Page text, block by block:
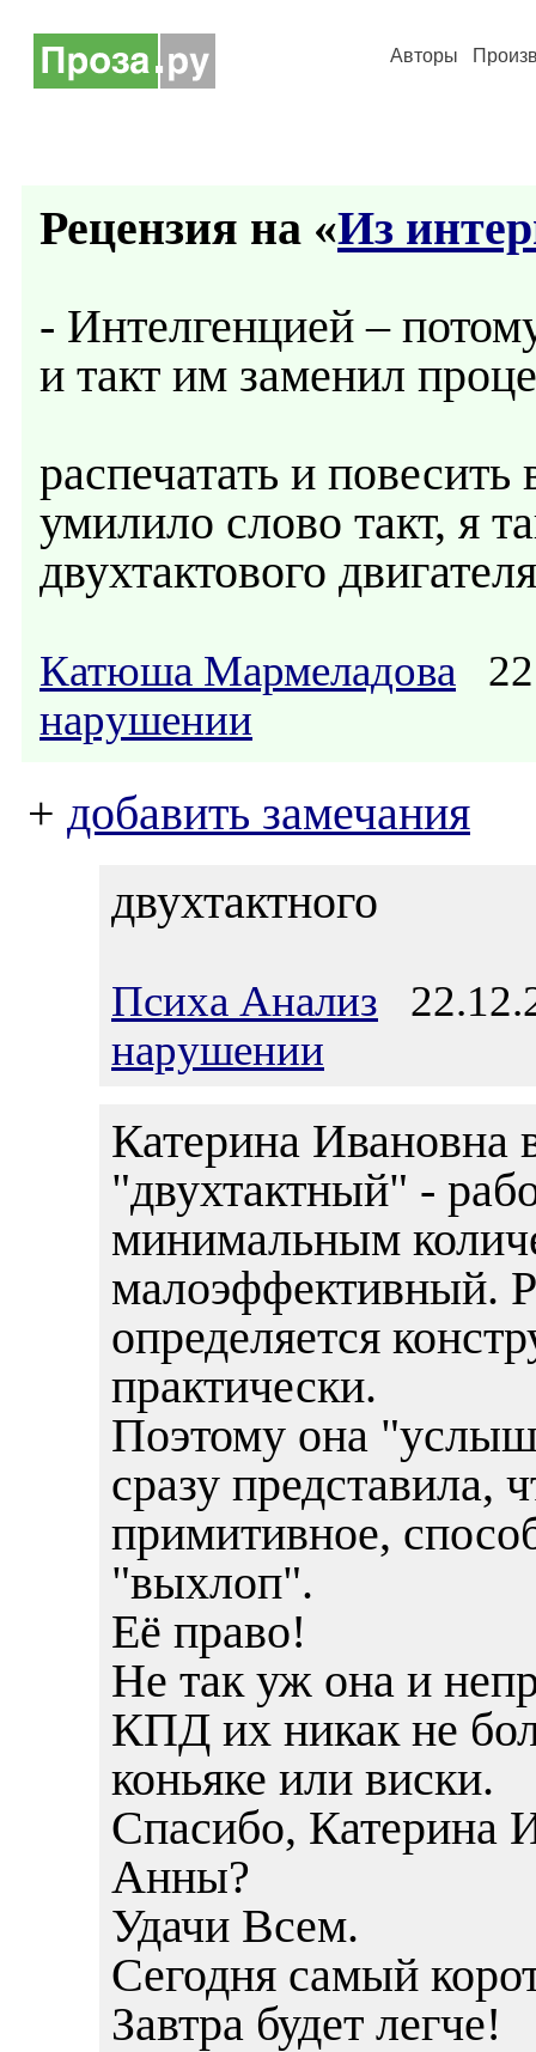
Авторы
Рецензия на «Из
- Интелгенцией –
и такт им заменил
распечатать и
умилило слово такт, я
двухтактового
Катюша Мармеладова
нарушении
+ добавить замечания
двухтактного
Психа Анализ
нарушении
Катерина Ивановна
"двухтактный" -
минимальным
малоэффективный.
определяется
практически.
Поэтому она
сразу представила,
примитивное,
"выхлоп".
Её право!
Не так уж она и
КПД их никак не
коньяке или виски.
Спасибо, Катерина
Анны?
Удачи Всем.
Сегодня самый
Завтра будет легче!